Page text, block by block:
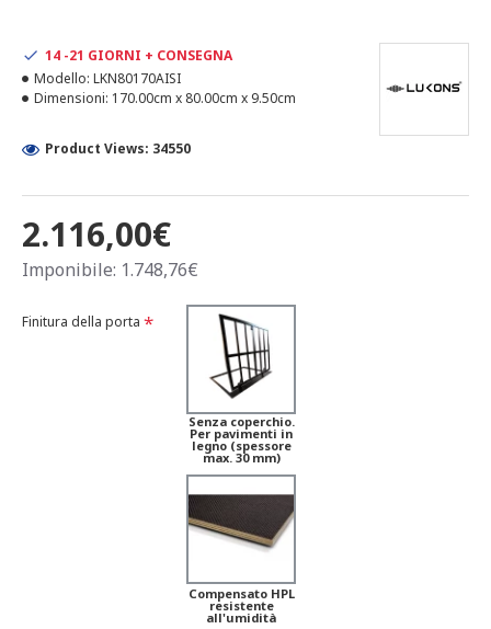
2.116,00€
Imponibile: 1.748,76€
14 -21 GIORNI + CONSEGNA
Modello: LKN80170AISI
Dimensioni: 170.00cm x 80.00cm x 9.50cm
Product Views: 34550
Finitura della porta
Senza coperchio.
Per pavimenti in
legno (spessore
max. 30 mm)
Compensato HPL
resistente
all'umidità